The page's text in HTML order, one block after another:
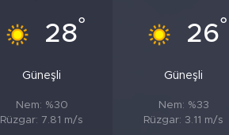
28°
Güneşli
Nem: %30
Rüzgar: 7.81 m/s
26°
Güneşli
Nem: %33
Rüzgar: 3.11 m/s